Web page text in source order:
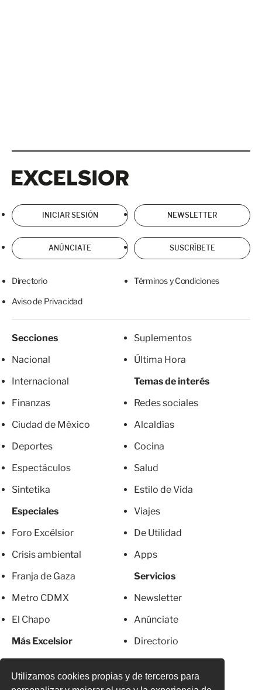
Utilizamos cookies propias y de terceros para
INICIAR SESIÓN NEWSLETTER
ANÚNCIATE SUSCRÍBETE
Directorio Términos y Condiciones
Aviso de Privacidad
Secciones
Nacional
Internacional
Finanzas
Ciudad de México
Deportes
Espectáculos
Sintetika
Especiales
Foro Excélsior
Crisis ambiental
Franja de Gaza
Metro CDMX
El Chapo
Más Excelsior
Suplementos
Última Hora
Temas de interés
Redes sociales
Alcaldías
Cocina
Salud
Estilo de Vida
Viajes
De Utilidad
Apps
Servicios
Newsletter
Anúnciate
Directorio